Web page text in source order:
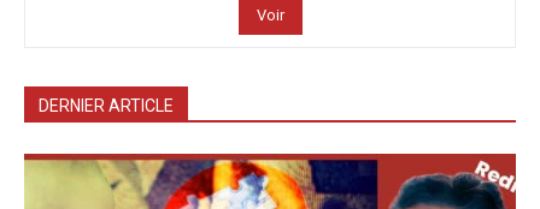
Voir
DERNIER ARTICLE